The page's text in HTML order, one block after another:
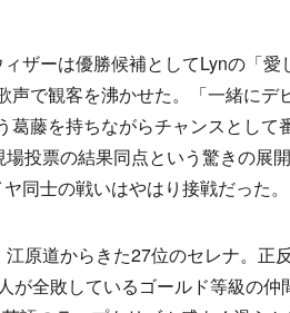
ザーは優勝候補としてLynの「愛
声で観客を沸かせた。「一緒にデ
葛藤を持ちながらチャンスとして
投票の結果同点という驚きの展
同士の戦いはやはり接戦だった。
原道からきた27位のセレナ。正
が全敗しているゴールド等級の仲